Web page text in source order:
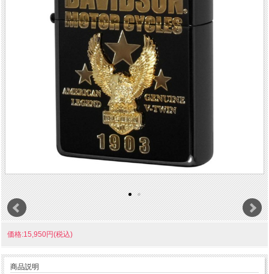
価格:15,950円(税込)
商品説明